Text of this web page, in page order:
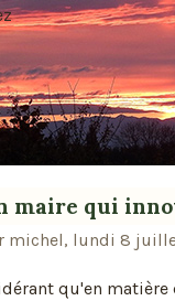
maire qui
michel, lundi 8
qu'en